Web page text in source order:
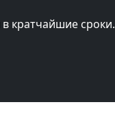
в кратчайшие сроки.